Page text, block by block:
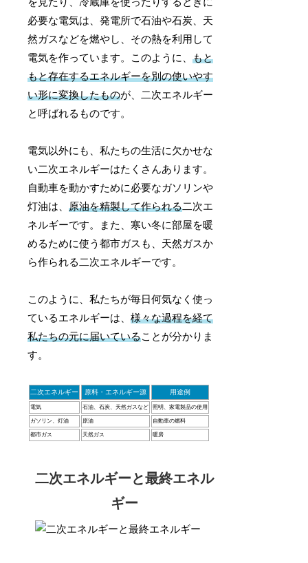
必要な電気は、発電所で石油や石炭、天
然ガスなどを燃やし、その熱を利用して
電気を作っています。このように、もと
もと存在するエネルギーを別の使いやす
い形に変換したものが、二次エネルギー
と呼ばれるものです。
電気以外にも、私たちの生活に欠かせな
い二次エネルギーはたくさんあります。
自動車を動かすために必要なガソリンや
灯油は、原油を精製して作られる二次エ
ネルギーです。また、寒い冬に部屋を暖
めるために使う都市ガスも、天然ガスか
ら作られる二次エネルギーです。
このように、私たちが毎日何気なく使っ
ているエネルギーは、様々な過程を経て
私たちの元に届いていることが分かりま
す。
二次エネルギー 原料・エネルギー源 用途例
電気 石油、石炭、天然ガスなど 照明、家電製品の使用
ガソリン、灯油 原油 自動車の燃料
都市ガス 天然ガス 暖房
二次エネルギーと最終エネル
ギー